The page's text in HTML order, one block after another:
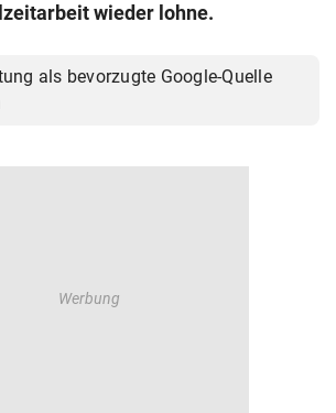
wieder lohne.
als bevorzugte Google-Quelle